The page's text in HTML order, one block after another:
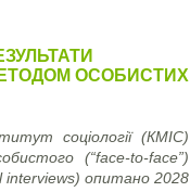
ОСОБИСТИХ
соціології (КМІС)
(“face-to-face”)
interviews) опитано 2028